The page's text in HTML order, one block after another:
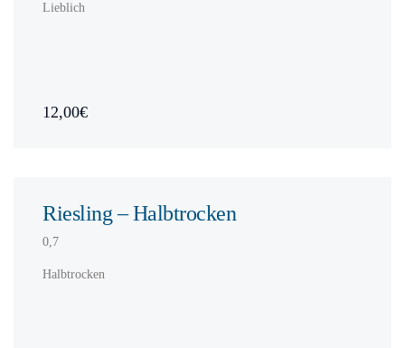
Lieblich
12,00€
Riesling – Halbtrocken
0,7
Halbtrocken